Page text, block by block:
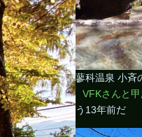
蓼科温泉 小斉
VFKさんと
う13年前だ